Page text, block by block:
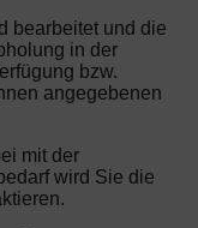
bearbeitet und die
in der
bzw.
angegebenen
mit der
wird Sie die